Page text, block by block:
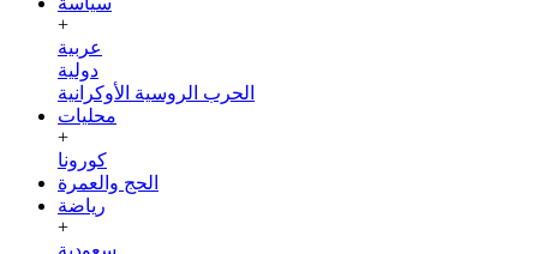
+
عربية
دولية
الحرب الروسية الأوكرانية
محليات
+
كورونا
الحج والعمرة
رياضة
+